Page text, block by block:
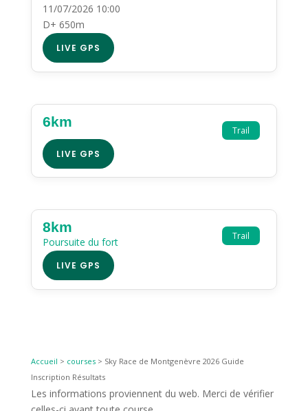
11/07/2026 10:00
D+ 650m
LIVE GPS
Trail
6km
LIVE GPS
Trail
8km
Poursuite du fort
LIVE GPS
Accueil > courses> Sky Race de Montgenèvre 2026 Guide
Inscription Résultats
Les informations proviennent du web. Merci de vérifier